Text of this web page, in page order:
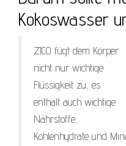
Kokoswasser
ZICO fügt dem Körper
nicht nur wichtige
Flüssigkeit zu, es
enthält auch wichtige
Nährstoffe,
Kohlenhydrate und